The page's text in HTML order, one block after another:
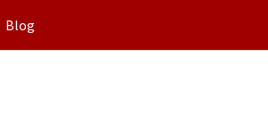
Blog